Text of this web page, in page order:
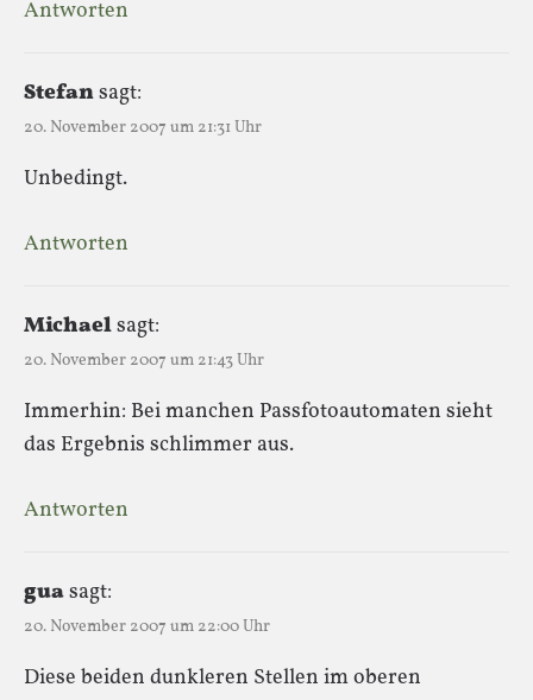
Antworten
Stefansagt:
20. November 2007 um 21:31 Uhr
Unbedingt.
Antworten
Michaelsagt:
20. November 2007 um 21:43 Uhr
Immerhin: Bei manchen Passfotoautomaten sieht
das Ergebnis schlimmer aus.
Antworten
guasagt:
20. November 2007 um 22:00 Uhr
Diese beiden dunkleren Stellen im oberen